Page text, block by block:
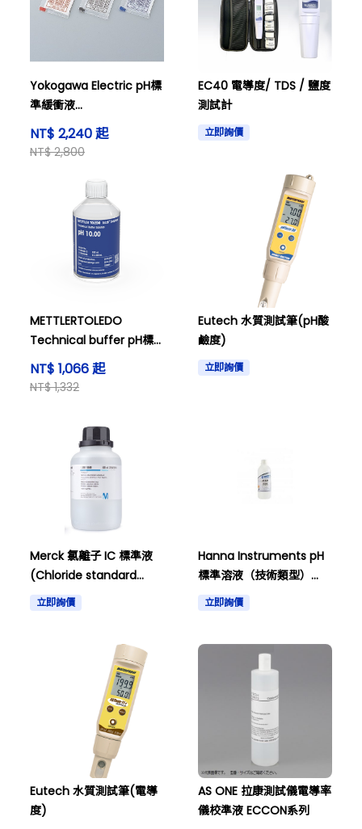
Yokogawa Electric pH標
準緩衝液
K9020XA（pH4）及其他
NT$ 2,240 起
NT$ 2,800
EC40 電導度/ TDS / 鹽度
測試計
立即詢價
METTLERTOLEDO
Technical buffer pH標
準液
NT$ 1,066 起
NT$ 1,332
Eutech 水質測試筆(pH酸
鹼度)
立即詢價
Merck 氯離子 IC 標準液
(Chloride standard
solution)
立即詢價
Hanna Instruments pH
標準溶液（技術類型）
Ph1.00，附有 HI 5001 證書
和其他
立即詢價
Eutech 水質測試筆(電導
度)
AS ONE 拉康測試儀電導率
儀校準液 ECCON系列